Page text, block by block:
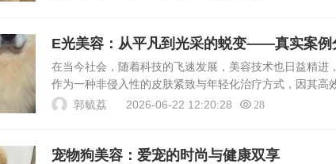
E光美容：从平凡到光采的蜕变——真实案例
在当今社会，随着科技的飞速发展，美容技术也日益精进
作为一种非侵入性的皮肤紧致与年轻化治疗方式，因其高
实客户的经历，带您深入了解E光美容的神奇转变过程，
郭毓荔 2026-06-22 12:20:28 28
宠物狗美容：爱宠的时尚与健康双享